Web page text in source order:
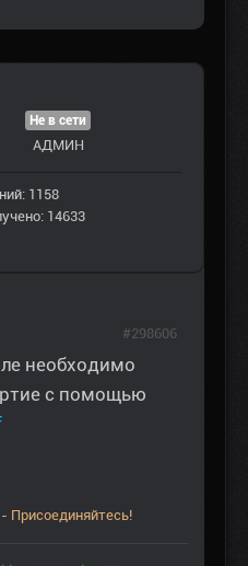
Не в сети
АДМИН
1158
14633
необходимо
с помощью
Присоединяйтесь!
#298606